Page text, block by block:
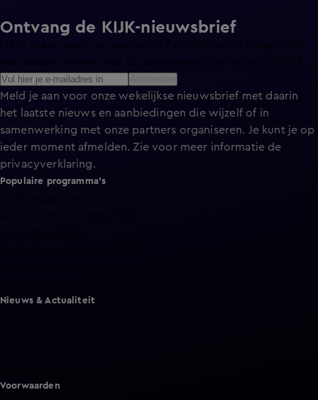
Ontvang de KIJK-nieuwsbrief
Meld je aan voor de nieuwsbrief en blijf op de hoogte van
Meld je aan voor onze wekelijkse nieuwsbrief met daarin
het laatste nieuws en aanbiedingen die wijzelf of in
samenwerking met onze partners organiseren. Je kunt je op
ieder moment afmelden. Zie voor meer informatie de
privacyverklaring.
Populaire programma's
Nieuws & Actualiteit
Voorwaarden